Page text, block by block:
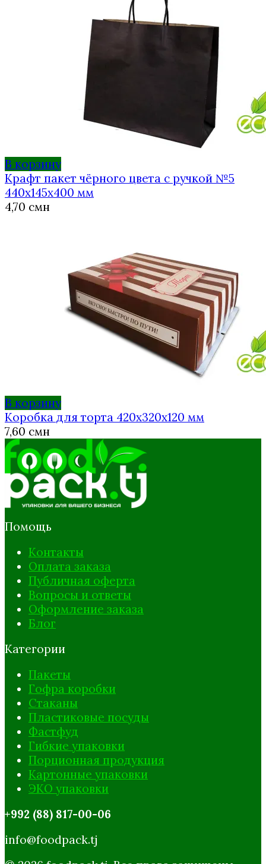
В корзину
Крафт пакет чёрного цвета с ручкой №5
440х145х400 мм
4,70 смн
В корзину
Коробка для торта 420х320х120 мм
7,60 смн
Помощь
Контакты
Оплата заказа
Публичная оферта
Вопросы и ответы
Оформление заказа
Блог
Категории
Пакеты
Гофра коробки
Стаканы
Пластиковые посуды
Фастфуд
Гибкие упаковки
Порционная продукция
Картонные упаковки
ЭКО упаковки
+992 (88) 817-00-06
info@foodpack.tj